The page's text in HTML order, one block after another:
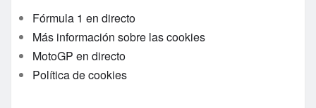
Fórmula 1 en directo
Más información sobre las cookies
MotoGP en directo
Política de cookies